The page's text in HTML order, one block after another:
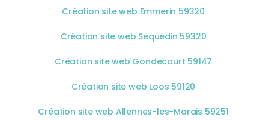
Création site web Emmerin 59320
Création site web Sequedin 59320
Création site web Gondecourt 59147
Création site web Loos 59120
Création site web Allennes-les-Marais 59251